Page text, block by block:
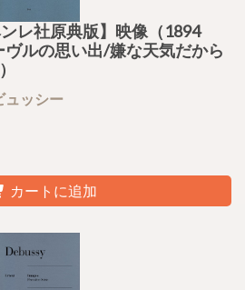
レ社原典版】映像（1894
ルの思い出/嫌な天気だから
ュッシー
カートに追加